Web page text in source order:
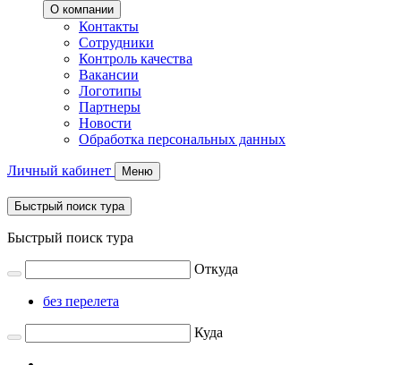
О компании
Контакты
Сотрудники
Контроль качества
Вакансии
Логотипы
Партнеры
Новости
Обработка персональных данных
Личный кабинет Меню
Быстрый поиск тура
Быстрый поиск тура
Откуда
без перелета
Куда